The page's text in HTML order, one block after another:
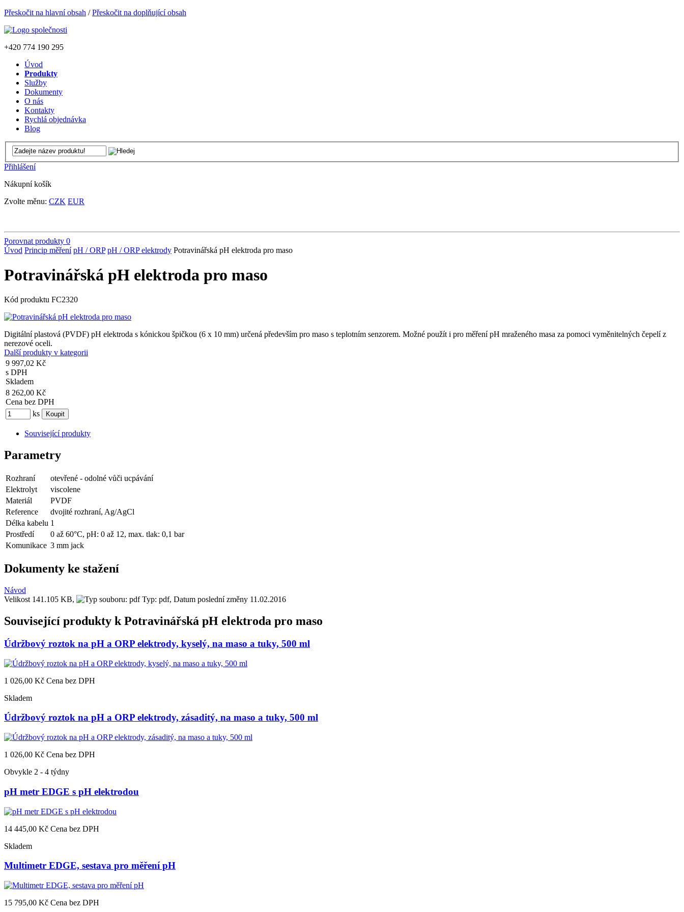
Přeskočit na hlavní obsah /Přeskočit na doplňující obsah
+420 774 190 295
Úvod
Produkty
Služby
Dokumenty
O nás
Kontakty
Rychlá objednávka
Blog
Přihlášení
Nákupní košík
Zvolte měnu: CZK EUR
Porovnat produkty 0
Úvod Princip měření pH / ORP pH / ORP elektrody Potravinářská pH elektroda pro maso
Potravinářská pH elektroda pro maso
Kód produktu FC2320
Digitální plastová (PVDF) pH elektroda s kónickou špičkou (6 x 10 mm) určená především pro maso s teplotním senzorem. Možné použít i pro měření pH mraženého masa za pomoci vyměnitelných čepelí z
nerezové oceli.
Další produkty v kategorii
9 997,02 Kč
s DPH
Skladem
8 262,00 Kč
Cena bez DPH
ks
Související produkty
Parametry
Rozhraní
otevřené - odolné vůči ucpávání
Elektrolyt
viscolene
Materiál
PVDF
Reference
dvojité rozhraní, Ag/AgCl
Délka kabelu 1
Prostředí
0 až 60°C, pH: 0 až 12, max. tlak: 0,1 bar
Komunikace 3 mm jack
Dokumenty ke stažení
Návod
Velikost 141.105 KB,
Typ: pdf, Datum poslední změny 11.02.2016
Související produkty k Potravinářská pH elektroda pro maso
Údržbový roztok na pH a ORP elektrody, kyselý, na maso a tuky, 500 ml
1 026,00 Kč Cena bez DPH
Skladem
Údržbový roztok na pH a ORP elektrody, zásaditý, na maso a tuky, 500 ml
1 026,00 Kč Cena bez DPH
Obvykle 2 - 4 týdny
pH metr EDGE s pH elektrodou
14 445,00 Kč Cena bez DPH
Skladem
Multimetr EDGE, sestava pro měření pH
15 795,00 Kč Cena bez DPH